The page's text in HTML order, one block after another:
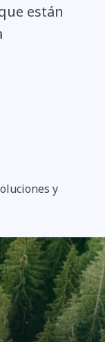
están
y